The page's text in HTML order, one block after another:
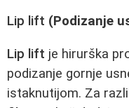
Lip lift (Podizanje
Lip lift je hirurška
podizanje gornje
istaknutijom. Za